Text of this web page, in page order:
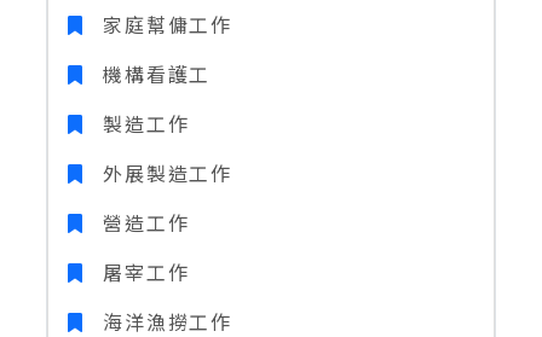
家庭幫傭工作
機構看護工
製造工作
外展製造工作
營造工作
屠宰工作
海洋漁撈工作